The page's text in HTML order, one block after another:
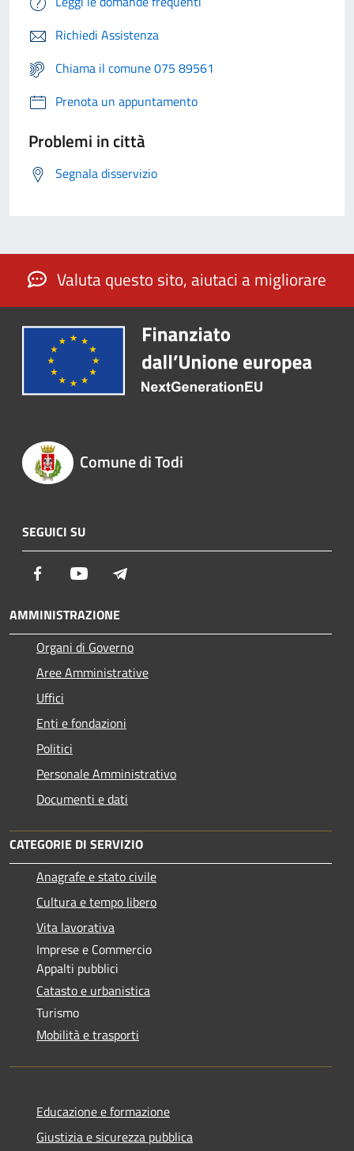
Richiedi Assistenza
Chiama il comune 075 89561
Prenota un appuntamento
Problemi in città
Segnala disservizio
Valuta questo sito, aiutaci a migliorare
Comune di Todi
SEGUICI SU
Facebook Youtube
AMMINISTRAZIONE
Organi di Governo
Aree Amministrative
Uffici
Enti e fondazioni
Politici
Personale Amministrativo
Documenti e dati
CATEGORIE DI SERVIZIO
Anagrafe e stato civile
Cultura e tempo libero
Vita lavorativa
Imprese e Commercio
Appalti pubblici
Catasto e urbanistica
Turismo
Mobilità e trasporti
Educazione e formazione
Giustizia e sicurezza pubblica